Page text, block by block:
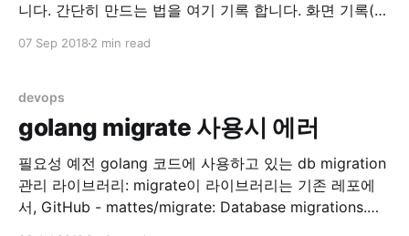
니다. 간단히 만드는 법을 여기 기록 합니다. 화면 기록(실
설정 > 제어 센터 > 제어 항목 사용자화 위의 메뉴로 들어
07 Sep 2018 2 min read
devops
golang migrate 사용시 에러
필요성 예전 golang 코드에 사용하고 있는 db migration
관리 라이브러리: migrate이 라이브러리는 기존 레포에
서, GitHub - mattes/migrate: Database migrations.